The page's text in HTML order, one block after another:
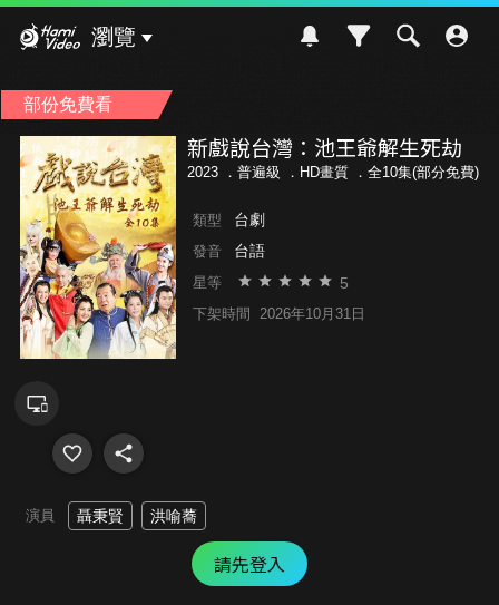
瀏覽
部份免費看
新戲說台灣：池王爺解生死劫
2023 ． 普遍級 ．HD畫質 ．全10集(部分免費)
類型 台劇
發音 台語
星等 5
下架時間 2026年10月31日
演員 聶秉賢 洪喻蕎
請先登入